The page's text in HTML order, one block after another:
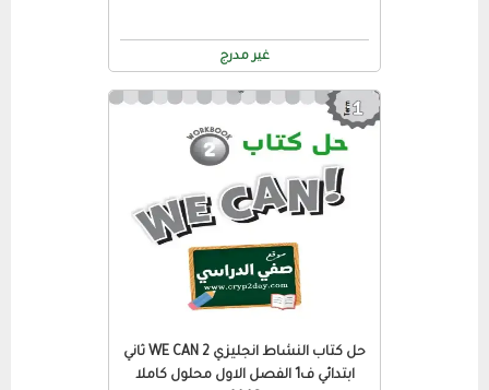
غير مدرج
حل كتاب النشاط انجليزي WE CAN 2 ثاني
ابتدائي ف1 الفصل الاول محلول كاملا